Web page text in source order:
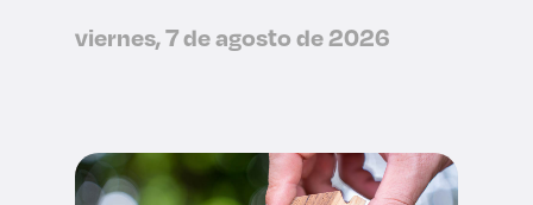
viernes, 7 de agosto de 2026